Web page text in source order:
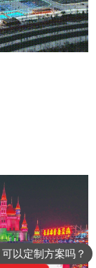
可以定制方案吗？